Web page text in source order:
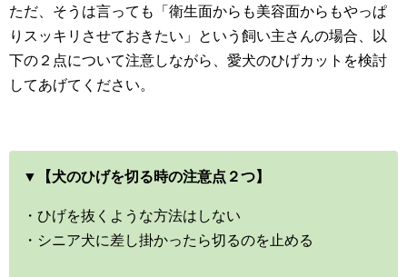
ただ、そうは言っても「衛生面からも美容面からもやっぱ
りスッキリさせておきたい」という飼い主さんの場合、以
下の２点について注意しながら、愛犬のひげカットを検討
してあげてください。
▼【犬のひげを切る時の注意点２つ】
・ひげを抜くような方法はしない
・シニア犬に差し掛かったら切るのを止める